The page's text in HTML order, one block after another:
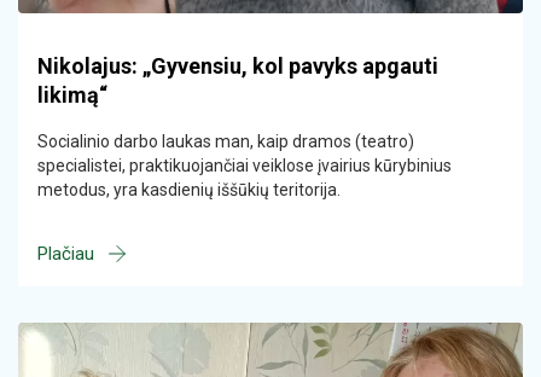
Nikolajus: „Gyvensiu, kol pavyks apgauti
likimą“
Socialinio darbo laukas man, kaip dramos (teatro)
specialistei, praktikuojančiai veiklose įvairius kūrybinius
metodus, yra kasdienių iššūkių teritorija.
Plačiau